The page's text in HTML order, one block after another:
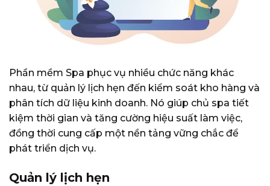
Phần mềm Spa phục vụ nhiều chức năng khác
nhau, từ quản lý lịch hẹn đến kiểm soát kho hàng và
phân tích dữ liệu kinh doanh. Nó giúp chủ spa tiết
kiệm thời gian và tăng cường hiệu suất làm việc,
đồng thời cung cấp một nền tảng vững chắc để
phát triển dịch vụ.
Quản lý lịch hẹn